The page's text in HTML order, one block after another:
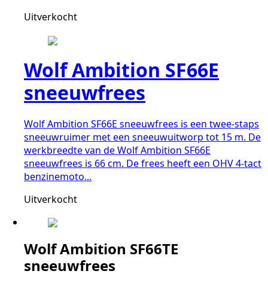
Uitverkocht
Wolf Ambition SF66E
sneeuwfrees
Wolf Ambition SF66E sneeuwfrees is een twee-staps
sneeuwruimer met een sneeuwuitworp tot 15 m. De
werkbreedte van de Wolf Ambition SF66E
sneeuwfrees is 66 cm. De frees heeft een OHV 4-tact
benzinemoto...
Uitverkocht
Wolf Ambition SF66TE
sneeuwfrees